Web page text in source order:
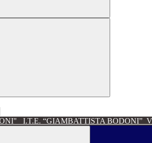
I.T.E. “GIAMBATTISTA BODONI”